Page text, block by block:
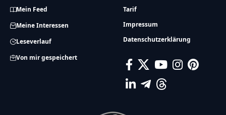
Mein Feed
Meine Interessen
Leseverlauf
Von mir gespeichert
Tarif
Impressum
Datenschutzerklärung